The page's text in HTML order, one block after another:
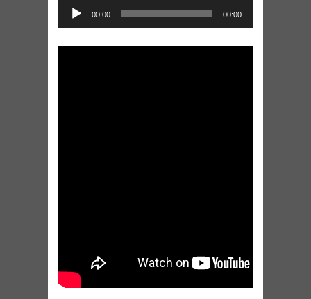
Audio
Player
00:00 00:00